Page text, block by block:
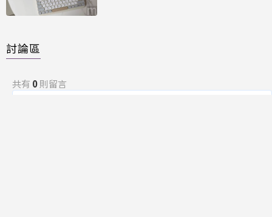
討論區
共有 0則留言